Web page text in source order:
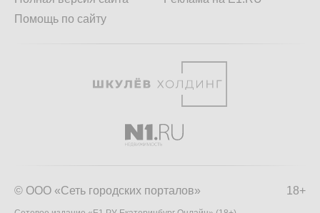
Помощь по сайту
18+
© ООО «Сеть городских порталов»